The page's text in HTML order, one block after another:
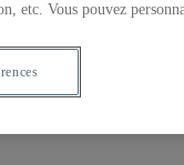
Santé»
etc. Vous pouvez